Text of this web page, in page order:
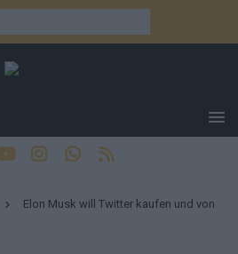
Elon Musk will Twitter kaufen und von